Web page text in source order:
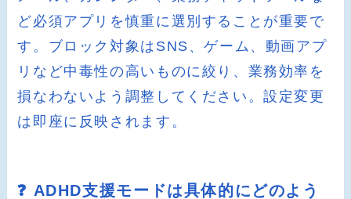
ど必須アプリを慎重に選別することが重要で
す。ブロック対象はSNS、ゲーム、動画アプ
リなど中毒性の高いものに絞り、業務効率を
損なわないよう調整してください。設定変更
は即座に反映されます。
❓ ADHD支援モードは具体的にどのよう